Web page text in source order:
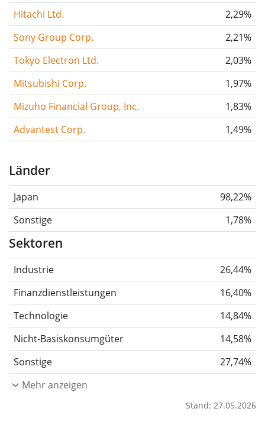
Hitachi Ltd.
2,29%
Sony Group Corp.
2,21%
Tokyo Electron Ltd.
2,03%
Mitsubishi Corp.
1,97%
Mizuho Financial Group, Inc.
1,83%
Advantest Corp.
1,49%
Länder
Japan
98,22%
Sonstige
1,78%
Sektoren
Industrie
26,44%
Finanzdienstleistungen
16,40%
Technologie
14,84%
Nicht-Basiskonsumgüter
14,58%
Sonstige
27,74%
Mehr anzeigen
Stand: 27.05.2026